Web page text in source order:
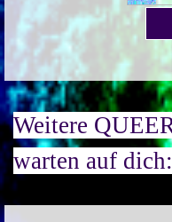
Weitere
warten auf dich: